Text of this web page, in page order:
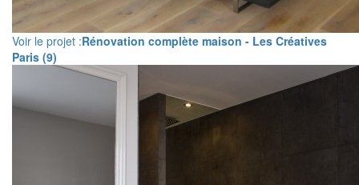
Voir le projet :Rénovation complète maison - Les Créatives
Paris (9)